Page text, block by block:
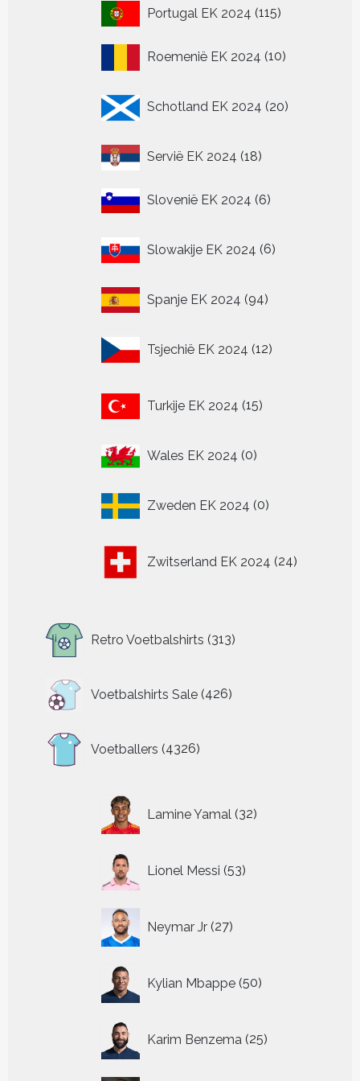
Portugal EK 2024 115115
Roemenië EK 2024 1010
Schotland EK 2024 20
producten
Servië EK 2024 1818
Slovenië EK 2024 66
Slowakije EK 2024 6
producten
Spanje EK 2024 9494
Tsjechië EK 2024 12
producten
Turkije EK 2024 15
producten
Wales EK 2024 00
Zweden EK 2024 0
producten
Zwitserland EK 2024 24
producten
Retro Voetbalshirts 313
producten
Voetbalshirts Sale 426
426
producten
Voetballers 4326
producten
Lamine Yamal 32
producten
Lionel Messi 53
producten
Neymar Jr 27
producten
Kylian Mbappe 50
producten
Karim Benzema 25
producten